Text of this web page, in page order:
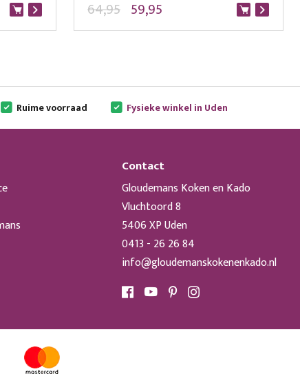
59,95
64,95
Ruime voorraad Fysieke winkel in Uden
Contact
Gloudemans Koken en Kado
Vluchtoord 8
5406 XP Uden
0413 - 26 26 84
info@gloudemanskokenenkado.nl